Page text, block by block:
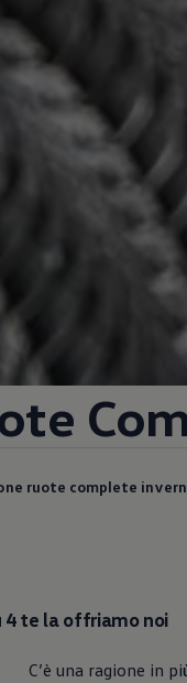
ruote complete
4 te la offriamo noi
C’è una ragione in